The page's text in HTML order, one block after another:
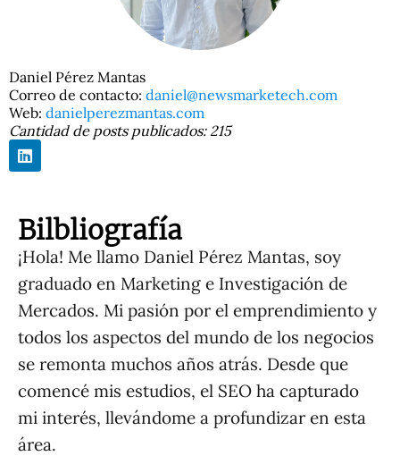
Daniel Pérez Mantas
Correo de contacto: moc.hcetekramswen@leinad
Web: danielperezmantas.com
Cantidad de posts publicados: 215
Bilbliografía
¡Hola! Me llamo Daniel Pérez Mantas, soy
graduado en Marketing e Investigación de
Mercados. Mi pasión por el emprendimiento y
todos los aspectos del mundo de los negocios
se remonta muchos años atrás. Desde que
comencé mis estudios, el SEO ha capturado
mi interés, llevándome a profundizar en esta
área.